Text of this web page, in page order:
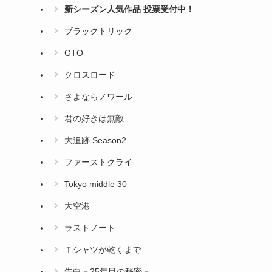
新シーズン人気作品 投票受付中！
ブラックトリック
GTO
クロスロード
さよならノワール
君の好きは無敵
大追跡 Season2
ファーストクライ
Tokyo middle 30
大空港
ラストノート
Ｔシャツが乾くまで